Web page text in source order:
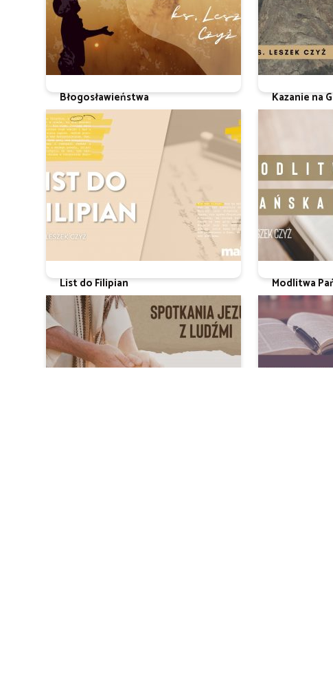
Błogosławieństwa
Ks. Leszek Czyż
Kazanie na
List do Filipian
ks. Leszek Czyż
Modlitwa
Ks. Leszek Czyż